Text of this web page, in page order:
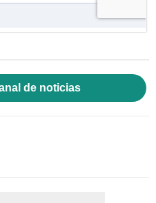
de noticias